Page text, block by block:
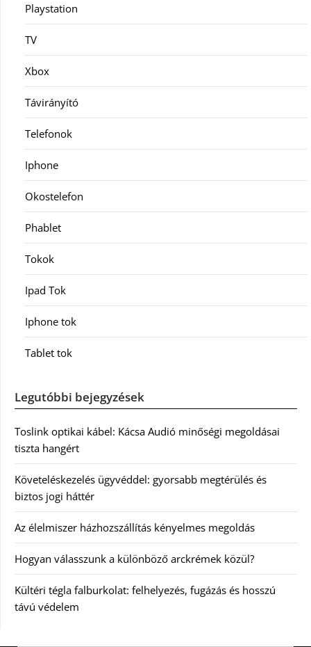
Playstation
TV
Xbox
Távirányító
Telefonok
Iphone
Okostelefon
Phablet
Tokok
Ipad Tok
Iphone tok
Tablet tok
Legutóbbi bejegyzések
Toslink optikai kábel: Kácsa Audió minőségi megoldásai
tiszta hangért
Követeléskezelés ügyvéddel: gyorsabb megtérülés és
biztos jogi háttér
Az élelmiszer házhozszállítás kényelmes megoldás
Hogyan válasszunk a különböző arckrémek közül?
Kültéri tégla falburkolat: felhelyezés, fugázás és hosszú
távú védelem